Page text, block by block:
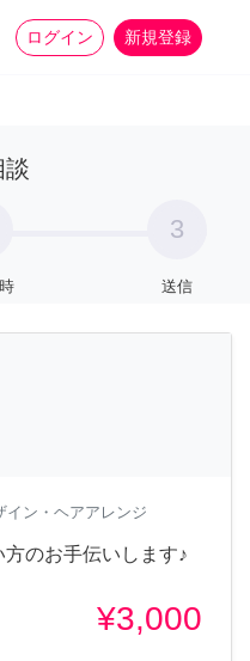
ログイン 新規登録
家事 more_horiz
談
3
送信
イン・ヘアアレンジ
のお手伝いします♪
¥3,000